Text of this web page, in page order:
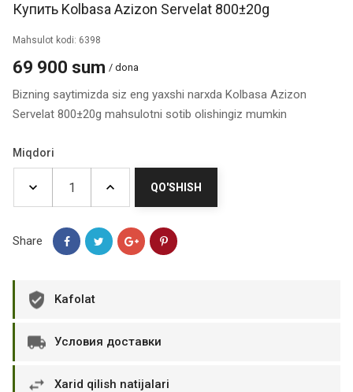
Купить Kolbasa Azizon Servelat 800±20g
Mahsulot kodi: 6398
69 900 sum / dona
Bizning saytimizda siz eng yaxshi narxda Kolbasa Azizon
Servelat 800±20g mahsulotni sotib olishingiz mumkin
Miqdori
QO'SHISH
Share
Kafolat
Условия доставки
Xarid qilish natijalari